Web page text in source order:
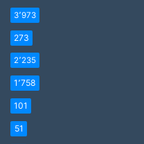
3٬973
273
2٬235
1٬758
101
51